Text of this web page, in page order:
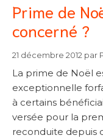
Prime de
concerné ?
21 décembre 2012 par
La prime de Noël
exceptionnelle
à certains
versée pour la
reconduite depuis